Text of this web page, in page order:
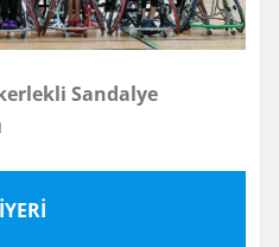
Sandalye